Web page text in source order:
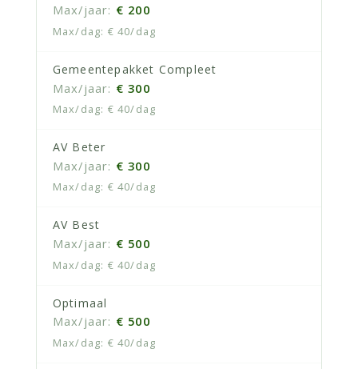
€ 200
€ 40/dag
Gemeentepakket Compleet
€ 300
€ 40/dag
AV Beter
€ 300
€ 40/dag
AV Best
€ 500
€ 40/dag
Optimaal
€ 500
€ 40/dag